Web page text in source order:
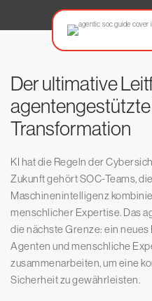
Der ultimative
Transformation
KI hat die Regeln der
Zukunft gehört SOC-Teams,
Maschinenintelligenz
menschlicher Expertise. Das
die nächste Grenze: ein
Agenten und menschliche
zusammenarbeiten, um eine
Sicherheit zu gewährleisten.